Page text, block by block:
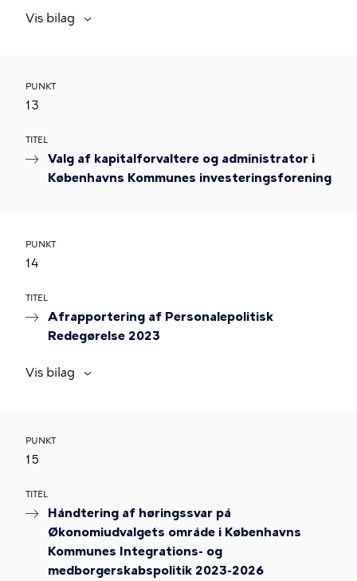
Vis bilag
PUNKT
13
TITEL
Valg af kapitalforvaltere og administrator i
Københavns Kommunes investeringsforening
PUNKT
14
TITEL
Afrapportering af Personalepolitisk
Redegørelse 2023
Vis bilag
PUNKT
15
TITEL
Håndtering af høringssvar på
Økonomiudvalgets område i Københavns
Kommunes Integrations- og
medborgerskabspolitik 2023-2026